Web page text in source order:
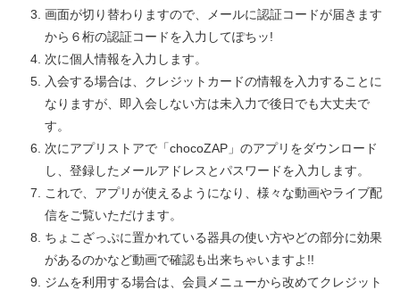
画面が切り替わりますので、メールに認証コードが届きます
から６桁の認証コードを入力してぽちッ!
次に個人情報を入力します。
入会する場合は、クレジットカードの情報を入力することに
なりますが、即入会しない方は未入力で後日でも大丈夫で
す。
次にアプリストアで「chocoZAP」のアプリをダウンロード
し、登録したメールアドレスとパスワードを入力します。
これで、アプリが使えるようになり、様々な動画やライブ配
信をご覧いただけます。
ちょこざっぷに置かれている器具の使い方やどの部分に効果
があるのかなど動画で確認も出来ちゃいますよ!!
ジムを利用する場合は、会員メニューから改めてクレジット